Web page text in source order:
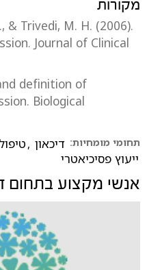
מקורות
& Trivedi, M. H. (2006).
Journal of Clinical
definition of
Biological
תחומי מומחיות: דיכאון ,
ייעוץ פסיכיאטרי
אנשי מקצוע בתחום